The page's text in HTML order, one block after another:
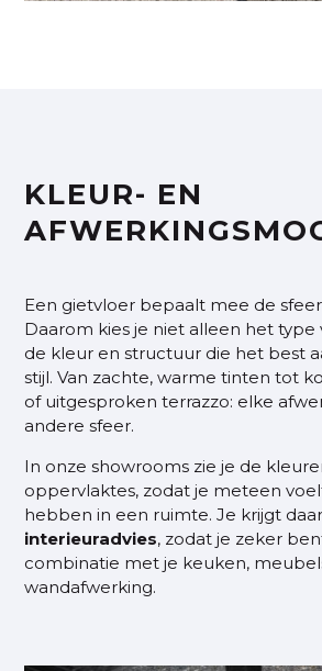
KLEUR- EN
Een gietvloer bepaalt mee de
Daarom kies je niet alleen het type
de kleur en structuur die het best
stijl. Van zachte, warme tinten tot
of uitgesproken terrazzo: elke
andere sfeer.
In onze showrooms zie je de
oppervlaktes, zodat je meteen
hebben in een ruimte. Je krijgt
interieuradvies, zodat je zeker
combinatie met je keuken,
wandafwerking.